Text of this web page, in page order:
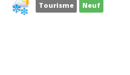
Tourisme Neuf